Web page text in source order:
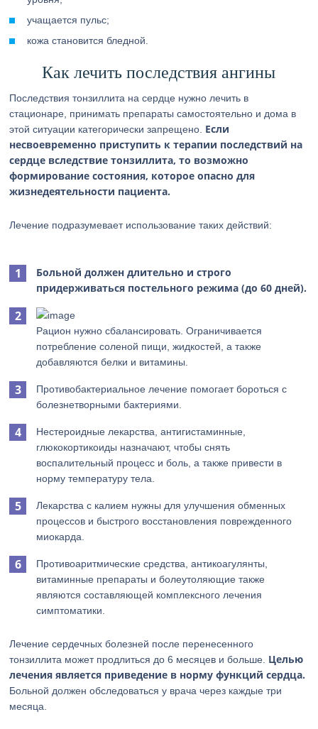
учащается пульс;
кожа становится бледной.
Как лечить последствия ангины
Последствия тонзиллита на сердце нужно лечить в
стационаре, принимать препараты самостоятельно и дома в
этой ситуации категорически запрещено. Если
несвоевременно приступить к терапии последствий на
сердце вследствие тонзиллита, то возможно
формирование состояния, которое опасно для
жизнедеятельности пациента.
Лечение подразумевает использование таких действий:
Больной должен длительно и строго
придерживаться постельного режима (до 60 дней).
Рацион нужно сбалансировать. Ограничивается
потребление соленой пищи, жидкостей, а также
добавляются белки и витамины.
Противобактериальное лечение помогает бороться с
болезнетворными бактериями.
Нестероидные лекарства, антигистаминные,
глюкокортикоиды назначают, чтобы снять
воспалительный процесс и боль, а также привести в
норму температуру тела.
Лекарства с калием нужны для улучшения обменных
процессов и быстрого восстановления поврежденного
миокарда.
Противоаритмические средства, антикоагулянты,
витаминные препараты и болеутоляющие также
являются составляющей комплексного лечения
симптоматики.
Лечение сердечных болезней после перенесенного
тонзиллита может продлиться до 6 месяцев и больше. Целью
лечения является приведение в норму функций сердца.
Больной должен обследоваться у врача через каждые три
месяца.